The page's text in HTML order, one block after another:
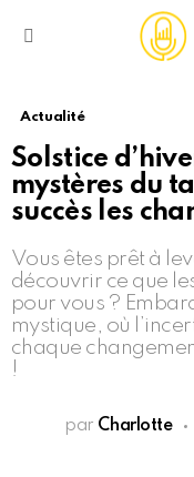
Actualité
Solstice
mystères du
succès les
Vous êtes prêt à
découvrir ce que
pour vous ?
mystique, où
chaque
!
par Charlotte